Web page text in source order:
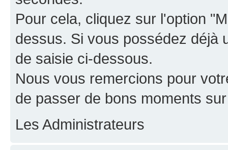
Pour cela, cliquez sur l'option
dessus. Si vous possédez déjà
de saisie ci-dessous.
Nous vous remercions pour
de passer de bons moments
Les Administrateurs